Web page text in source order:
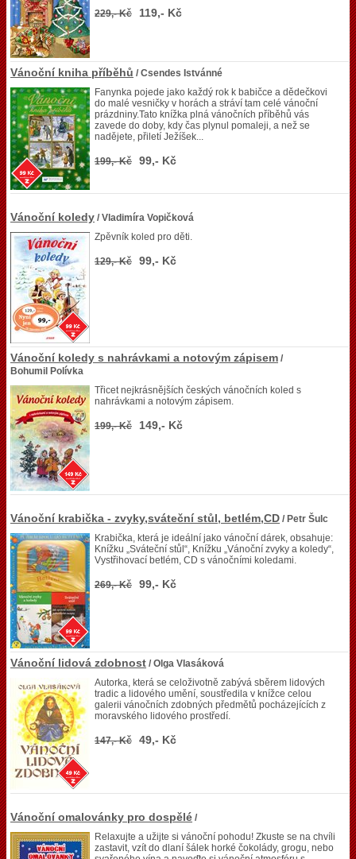
229,- Kč 119,- Kč
Vánoční kniha příběhů / Csendes Istvánné
Fanynka pojede jako každý rok k babičce a dědečkovi
do malé vesničky v horách a stráví tam celé vánoční
prázdniny.Tato knížka plná vánočních příběhů vás
zavede do doby, kdy čas plynul pomaleji, a než se
nadějete, přiletí Ježíšek...
199,- Kč 99,- Kč
Vánoční koledy / Vladimíra Vopičková
Zpěvník koled pro děti.
129,- Kč 99,- Kč
Vánoční koledy s nahrávkami a notovým zápisem /
Bohumil Polívka
Třicet nejkrásnějších českých vánočních koled s
nahrávkami a notovým zápisem.
199,- Kč 149,- Kč
Vánoční krabička - zvyky,sváteční stůl, betlém,CD / Petr Šulc
Krabička, která je ideální jako vánoční dárek, obsahuje:
Knížku „Sváteční stůl“, Knížku „Vánoční zvyky a koledy“,
Vystřihovací betlém, CD s vánočními koledami.
269,- Kč 99,- Kč
Vánoční lidová zdobnost / Olga Vlasáková
Autorka, která se celoživotně zabývá sběrem lidových
tradic a lidového umění, soustředila v knížce celou
galerii vánočních zdobných předmětů pocházejících z
moravského lidového prostředí.
147,- Kč 49,- Kč
Vánoční omalovánky pro dospělé /
Relaxujte a užijte si vánoční pohodu! Zkuste se na chvíli
zastavit, vzít do dlaní šálek horké čokolády, grogu, nebo